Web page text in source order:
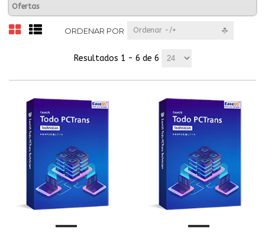
Ofertas
ORDENAR POR Ordenar -/+
Resultados 1 - 6 de 6